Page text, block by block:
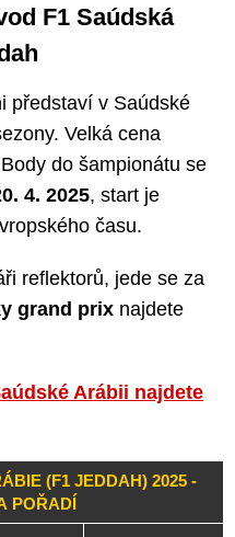
F1 Saúdská
představí v Saúdské
Velká cena
do šampionátu se
4. 2025, start je
času.
reflektorů, jede se za
grand prix najdete
Arábii najdete
(F1 JEDDAH) 2025 -
POŘADÍ